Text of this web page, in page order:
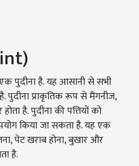
पुदीना है. यह आसानी से सभी
है. पुदीना प्राकृतिक रूप से मैंगनीज,
है. पुदीना की पत्तियों को
किया जा सकता है. यह एक
पेट खराब होना, बुखार और
है.